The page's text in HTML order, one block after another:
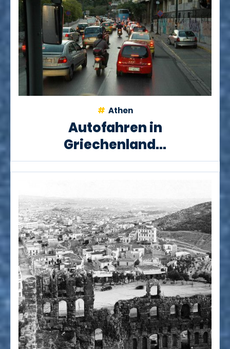
Athen
Autofahren in
Griechenland...